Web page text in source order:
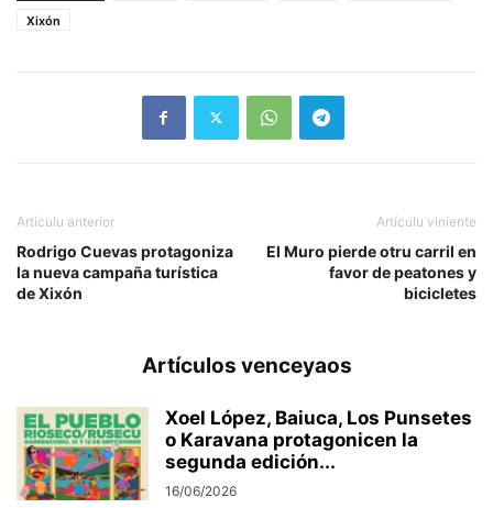
Xixón
Artículu anterior
Rodrigo Cuevas protagoniza
la nueva campaña turística
de Xixón
Artículu viniente
El Muro pierde otru carril en
favor de peatones y
bicicletes
Artículos venceyaos
Xoel López, Baiuca, Los Punsetes
o Karavana protagonicen la
segunda edición...
16/06/2026